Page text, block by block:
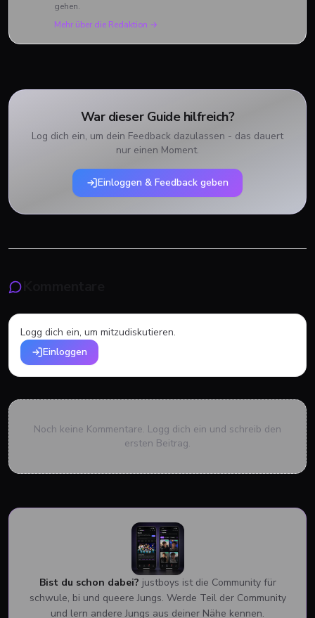
gehen.
Mehr über die Redaktion →
War dieser Guide hilfreich?
Log dich ein, um dein Feedback dazulassen - das dauert
nur einen Moment.
Einloggen & Feedback geben
Logg dich ein, um mitzudiskutieren.
Einloggen
Noch keine Kommentare. Logg dich ein und schreib den
ersten Beitrag.
Bist du schon dabei? justboys ist die Community für
schwule, bi und queere Jungs. Werde Teil der Community
und lern andere Jungs aus deiner Nähe kennen.